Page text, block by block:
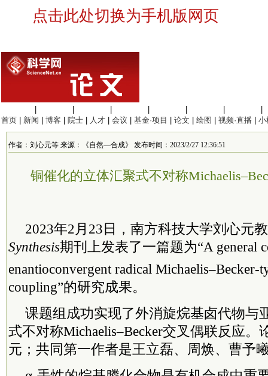
点击此处切换为手机版网页
首页
新闻 博客 院士 人才 会议 基金·项目 论文 绘图 视频·直播 小
作者：刘心元等 来源：《自然—合成》 发布时间：2023/2/27 12:36:51
铜催化的立体汇聚式不对称
2023年2月23日，南方科技大学刘心元
Synthesis期刊上发表了一篇题为“A general
enantioconvergent radical Michaelis–Becker-
coupling”的研究成果。
课题组成功实现了外消旋烷基卤代物与
式不对称Michaelis–Becker交叉偶联反应。
元；共同第一作者是王立磊、周焕、曹予